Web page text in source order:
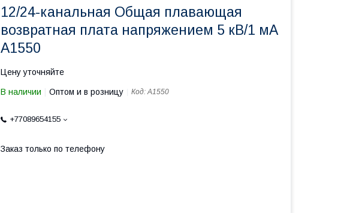
12/24-канальная Общая плавающая
возвратная плата напряжением 5 кВ/1 мА
A1550
Цену уточняйте
В наличии Оптом и в розницу Код:A1550
+77089654155
Заказ только по телефону